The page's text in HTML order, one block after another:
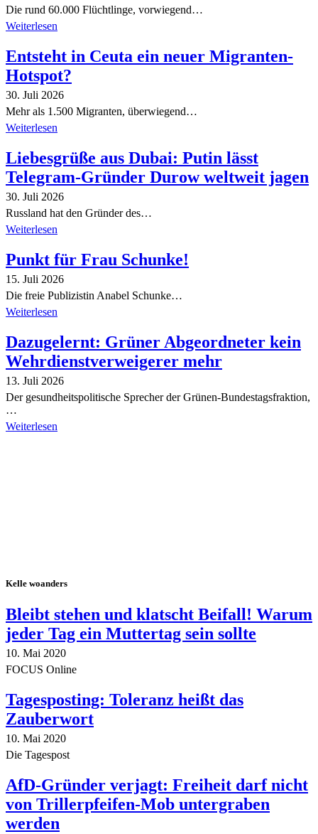
Die rund 60.000 Flüchtlinge, vorwiegend…
Weiterlesen
Entsteht in Ceuta ein neuer Migranten-
Hotspot?
30. Juli 2026
Mehr als 1.500 Migranten, überwiegend…
Weiterlesen
Liebesgrüße aus Dubai: Putin lässt
Telegram-Gründer Durow weltweit jagen
30. Juli 2026
Russland hat den Gründer des…
Weiterlesen
Punkt für Frau Schunke!
15. Juli 2026
Die freie Publizistin Anabel Schunke…
Weiterlesen
Dazugelernt: Grüner Abgeordneter kein
Wehrdienstverweigerer mehr
13. Juli 2026
Der gesundheitspolitische Sprecher der Grünen-Bundestagsfraktion,
…
Weiterlesen
Kelle woanders
Bleibt stehen und klatscht Beifall! Warum
jeder Tag ein Muttertag sein sollte
10. Mai 2020
FOCUS Online
Tagesposting: Toleranz heißt das
Zauberwort
10. Mai 2020
Die Tagespost
AfD-Gründer verjagt: Freiheit darf nicht
von Trillerpfeifen-Mob untergraben
werden